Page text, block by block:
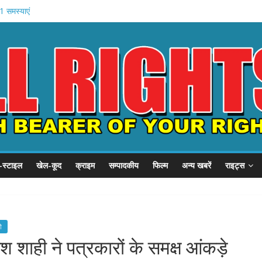
समस्याएं
खादी मॉल
दौरा
हजार करोड़
खेल-कूद क्राइम सम्पादकीय फिल्म अन्य खबरें राइट्स
शाही ने पत्रकारों के समक्ष आंकड़े